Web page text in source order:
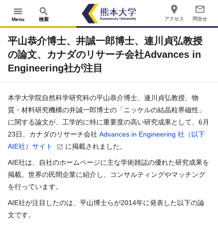
menu
Menu
search
検索
place
アクセス
mail_outline
問合せ
平山恭介博士、井誠一郎博士、連川貞弘教授
の論文、カナダのリサーチ会社Advances in
Engineering社が注目
本学大学院自然科学研究科の平山恭介博士、連川貞弘教授、物
質・材料研究機構の井誠一郎博士の「ニッケルの結晶粒界磁性」
に関する論文が、工学的に特に重要度の高い研究成果として、6月
23日、カナダのリサーチ会社 Advances in Engineering 社（以下
AIE社）サイト
に掲載されました。
AIE社は、自社のホームページに主な学術雑誌の優れた研究成果を
掲載。世界の民間企業に紹介し、コンサルティングやマッチング
を行っています。
AIE社が注目したのは、平山博士らが2014年に発表した以下の論
文です。